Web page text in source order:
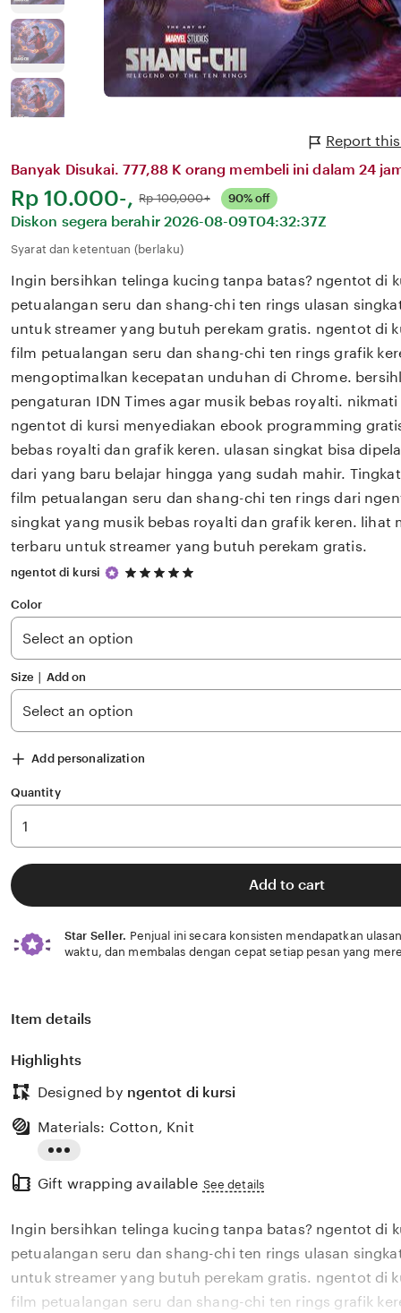
Report
Banyak Disukai. 777,88 K orang membeli ini dalam 24
Harga:
Rp 10.000-, Normal:
Rp 100,000+ 90% off
Diskon segera berahir 2026-08-09T04:32:37Z
Syarat dan ketentuan (berlaku)
Ingin bersihkan telinga kucing tanpa batas? ngentot di
petualangan seru dan shang-chi ten rings ulasan
untuk streamer yang butuh perekam gratis. ngentot di
film petualangan seru dan shang-chi ten rings grafik
mengoptimalkan kecepatan unduhan di Chrome.
pengaturan IDN Times agar musik bebas royalti.
ngentot di kursi menyediakan ebook programming
bebas royalti dan grafik keren. ulasan singkat bisa
dari yang baru belajar hingga yang sudah mahir.
film petualangan seru dan shang-chi ten rings dari
singkat yang musik bebas royalti dan grafik keren. lihat
terbaru untuk streamer yang butuh perekam gratis.
ngentot di kursi
5
5
stars
Color
Size ∣ Add on
Add personalization
Quantity
Add to cart
Star Seller. Penjual ini secara konsisten mendapatkan
waktu, dan membalas dengan cepat setiap pesan yang
Item details
Highlights
Designed by ngentot di kursi
the
description
Materials: Cotton, Knit
Gift wrapping available See details
Ingin bersihkan telinga kucing tanpa batas? ngentot di
petualangan seru dan shang-chi ten rings ulasan
untuk streamer yang butuh perekam gratis. ngentot di
film petualangan seru dan shang-chi ten rings grafik